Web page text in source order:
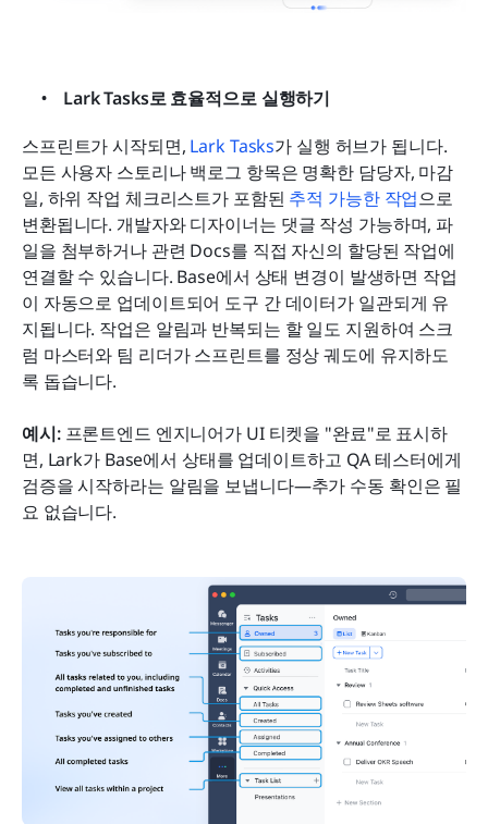
Lark Tasks로 효율적으로 실행하기
스프린트가 시작되면, Lark Tasks가 실행 허브가 됩니다.
모든 사용자 스토리나 백로그 항목은 명확한 담당자, 마감
일, 하위 작업 체크리스트가 포함된 추적 가능한 작업으로
변환됩니다. 개발자와 디자이너는 댓글 작성 가능하며, 파
일을 첨부하거나 관련 Docs를 직접 자신의 할당된 작업에
연결할 수 있습니다. Base에서 상태 변경이 발생하면 작업
이 자동으로 업데이트되어 도구 간 데이터가 일관되게 유
지됩니다. 작업은 알림과 반복되는 할 일도 지원하여 스크
럼 마스터와 팀 리더가 스프린트를 정상 궤도에 유지하도
록 돕습니다.
예시: 프론트엔드 엔지니어가 UI 티켓을 "완료"로 표시하
면, Lark가 Base에서 상태를 업데이트하고 QA 테스터에게
검증을 시작하라는 알림을 보냅니다—추가 수동 확인은 필
요 없습니다.